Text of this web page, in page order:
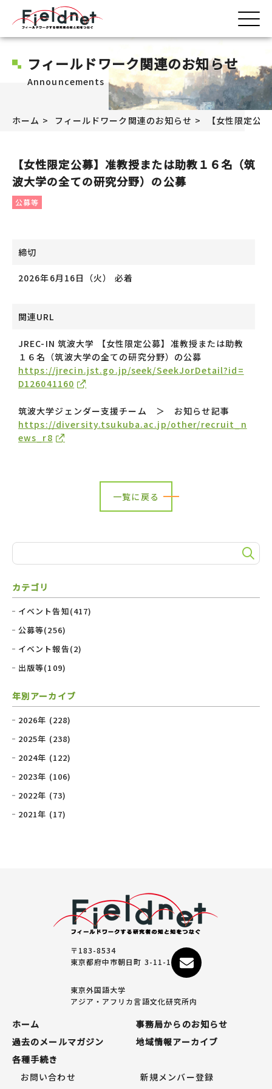
フィールドワーク関連のお知らせ
Announcements
ホーム フィールドワーク関連のお知らせ 【女性限定公
【女性限定公募】准教授または助教１６名（筑
波大学の全ての研究分野）の公募
公募等
締切
2026年6月16日（火） 必着
関連URL
JREC-IN 筑波大学 【女性限定公募】准教授または助教
１６名（筑波大学の全ての研究分野）の公募
https://jrecin.jst.go.jp/seek/SeekJorDetail?id=
D126041160
筑波大学ジェンダー支援チーム ＞ お知らせ記事
https://diversity.tsukuba.ac.jp/other/recruit_n
ews_r8
一覧に戻る
カテゴリ
イベント告知(417)
公募等(256)
イベント報告(2)
出版等(109)
年別アーカイブ
2026年 (228)
2025年 (238)
2024年 (122)
2023年 (106)
2022年 (73)
2021年 (17)
〒183-8534
東京都府中市朝日町 3-11-1
東京外国語大学
アジア・アフリカ言語文化研究所内
ホーム
事務局からのお知らせ
過去のメールマガジン
地域情報アーカイブ
各種手続き
お問い合わせ
新規メンバー登録